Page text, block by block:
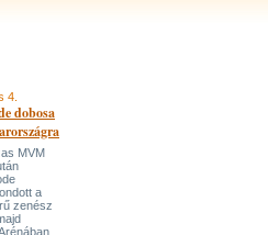
4.
dobosa
MVM
a
zenész